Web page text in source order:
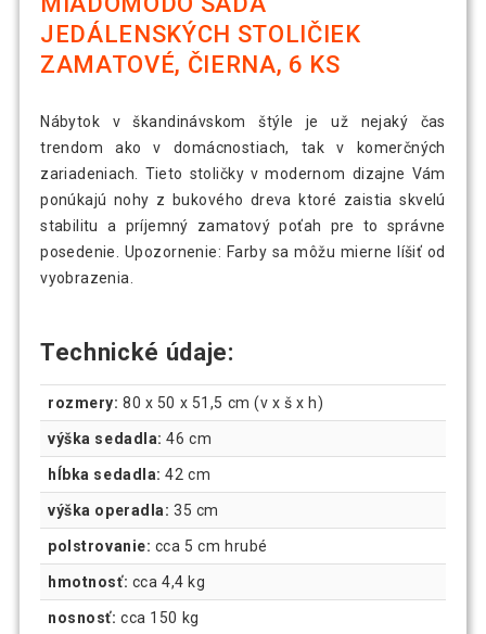
JEDÁLENSKÝCH STOLIČIEK
ZAMATOVÉ, ČIERNA, 6 KS
Nábytok v škandinávskom štýle je už nejaký čas
trendom ako v domácnostiach, tak v komerčných
zariadeniach. Tieto stoličky v modernom dizajne Vám
ponúkajú nohy z bukového dreva ktoré zaistia skvelú
stabilitu a príjemný zamatový poťah pre to správne
posedenie. Upozornenie: Farby sa môžu mierne líšiť od
vyobrazenia.
Technické údaje:
rozmery: 80 x 50 x 51,5 cm (v x š x h)
výška sedadla: 46 cm
hĺbka sedadla: 42 cm
výška operadla: 35 cm
polstrovanie: cca 5 cm hrubé
hmotnosť: cca 4,4 kg
nosnosť: cca 150 kg